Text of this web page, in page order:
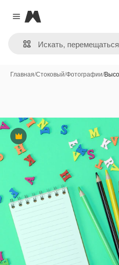
Close menu
Magnific
Главная/Стоковый/Фотографии/
Премиум